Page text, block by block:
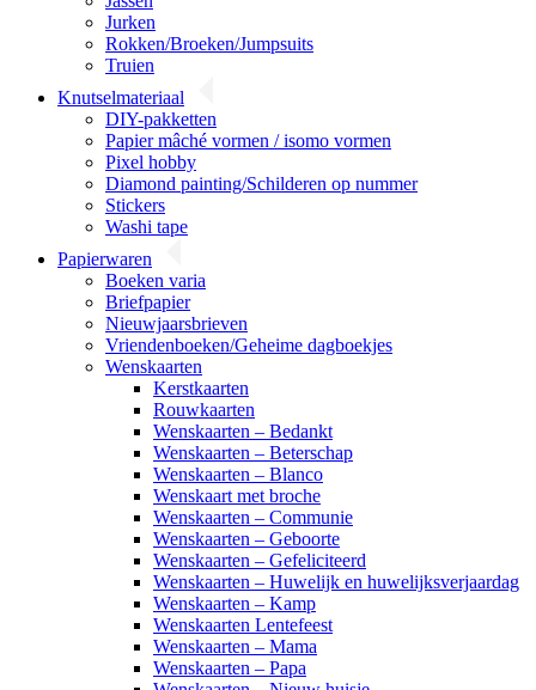
Jurken
Rokken/Broeken/Jumpsuits
Truien
Knutselmateriaal
DIY-pakketten
Papier mâché vormen / isomo vormen
Pixel hobby
Diamond painting/Schilderen op nummer
Stickers
Washi tape
Papierwaren
Boeken varia
Briefpapier
Nieuwjaarsbrieven
Vriendenboeken/Geheime dagboekjes
Wenskaarten
Kerstkaarten
Rouwkaarten
Wenskaarten – Bedankt
Wenskaarten – Beterschap
Wenskaarten – Blanco
Wenskaart met broche
Wenskaarten – Communie
Wenskaarten – Geboorte
Wenskaarten – Gefeliciteerd
Wenskaarten – Huwelijk en huwelijksverjaardag
Wenskaarten – Kamp
Wenskaarten Lentefeest
Wenskaarten – Mama
Wenskaarten – Papa